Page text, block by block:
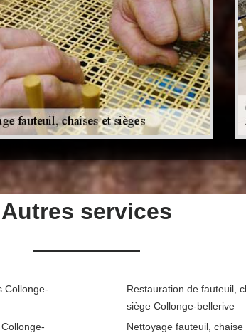
Autres services
Collonge-
Restauration de fauteuil,
siège Collonge-bellerive
Nettoyage fauteuil, chaise